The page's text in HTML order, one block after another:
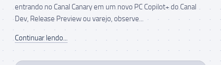
entrando no Canal Canary em um novo PC Copilot+ do Canal
Dev, Release Preview ou varejo, observe...
Continuar lendo...